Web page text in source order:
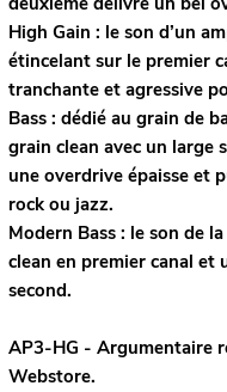
High Gain : le son d’un
étincelant sur le premier
tranchante et agressive
Bass : dédié au grain de
grain clean avec un large
une overdrive épaisse et
rock ou jazz.
Modern Bass : le son de
clean en premier canal et
second.
AP3-HG - Argumentaire
Webstore.